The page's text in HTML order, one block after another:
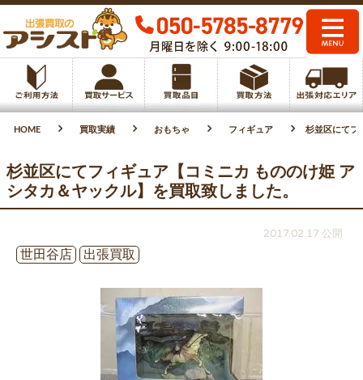
HOME 買取実績 おもちゃ フィギュア 杉並区にてフ
杉並区にてフィギュア【コミニカ もののけ姫 ア
シタカ＆ヤックル】を買取致しました。
2017.02.17 公開
世田谷店
出張買取